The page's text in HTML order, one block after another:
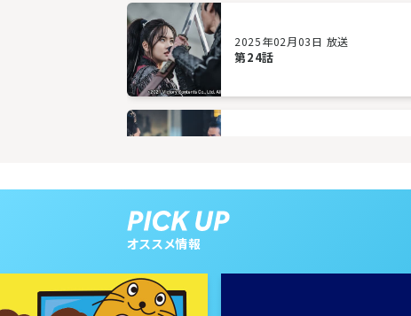
2025年02月03日 放送
第24話
第18話
オススメ情報